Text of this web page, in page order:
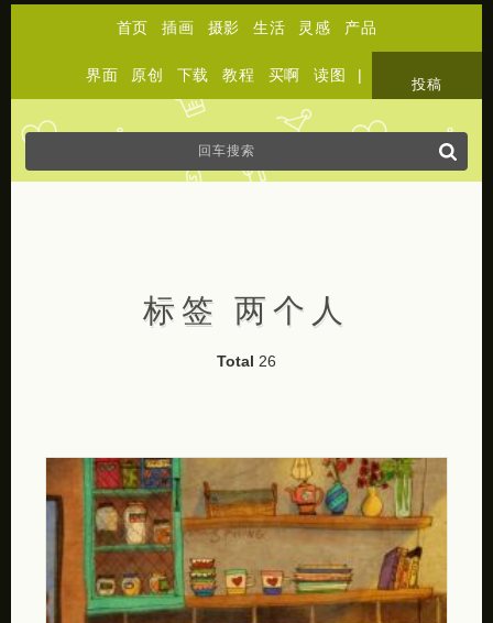
首页 插画 摄影 生活 灵感 产品
界面 原创 下载 教程 买啊 读图 |
投稿
标签 两个人
Total 26